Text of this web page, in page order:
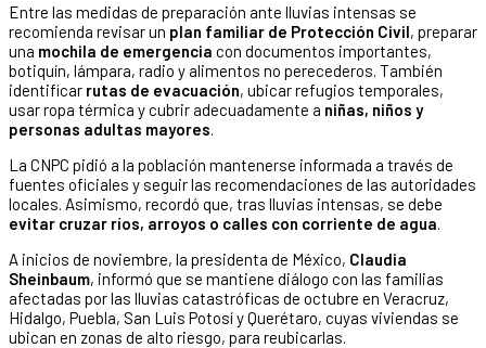
Entre las medidas de preparación ante lluvias intensas se
recomienda revisar un plan familiar de Protección Civil, preparar
una mochila de emergencia con documentos importantes,
botiquín, lámpara, radio y alimentos no perecederos. También
identificar rutas de evacuación, ubicar refugios temporales,
usar ropa térmica y cubrir adecuadamente a niñas, niños y
personas adultas mayores.
La CNPC pidió a la población mantenerse informada a través de
fuentes oficiales y seguir las recomendaciones de las autoridades
locales. Asimismo, recordó que, tras lluvias intensas, se debe
evitar cruzar ríos, arroyos o calles con corriente de agua.
A inicios de noviembre, la presidenta de México, Claudia
Sheinbaum, informó que se mantiene diálogo con las familias
afectadas por las lluvias catastróficas de octubre en Veracruz,
Hidalgo, Puebla, San Luis Potosí y Querétaro, cuyas viviendas se
ubican en zonas de alto riesgo, para reubicarlas.